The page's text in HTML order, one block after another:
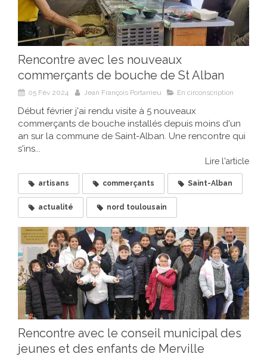
Rencontre avec les nouveaux
commerçants de bouche de St Alban
05 Fév 2024 Jean François Portarrieu En circonscription
Début février j'ai rendu visite à 5 nouveaux
commerçants de bouche installés depuis moins d'un
an sur la commune de Saint-Alban. Une rencontre qui
s'ins...
Lire l'article
artisans commerçants Saint-Alban
actualité nord toulousain
Rencontre avec le conseil municipal des
jeunes et des enfants de Merville